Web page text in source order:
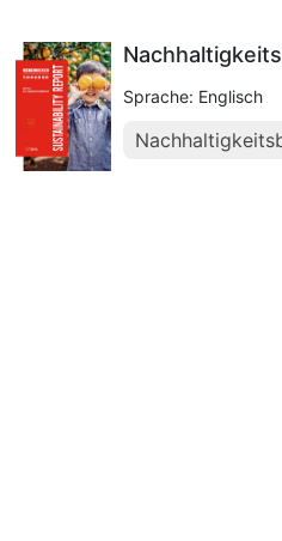
Sprache: Englisch